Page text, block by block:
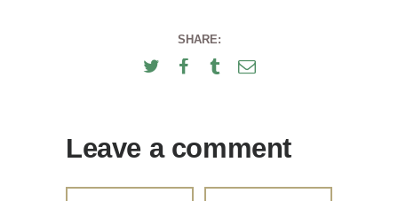
SHARE:
Leave a comment